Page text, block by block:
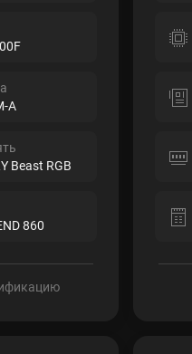
A
Beast RGB
860